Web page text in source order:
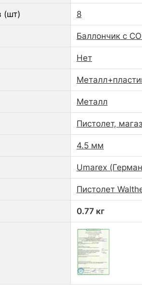
(шт) 8
Баллончик с
Нет
Металл
Пистолет,
4.5 мм
Umarex
Пистолет
0.77 кг